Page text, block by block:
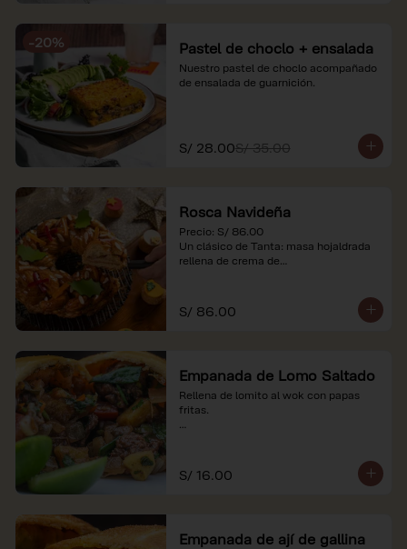
-20% Pastel de choclo + ensalada
Nuestro pastel de choclo acompañado
de ensalada de guarnición.
S/ 28.00S/ 35.00
Rosca Navideña
Precio: S/ 86.00
Un clásico de Tanta: masa hojaldrada
rellena de crema de
*Nuestros precios están expresados en
soles e incluyen impuestos de ley y
S/ 86.00
Empanada de Lomo Saltado
Rellena de lomito al wok con papas
fritas.
S/ 16.00
Empanada de ají de gallina